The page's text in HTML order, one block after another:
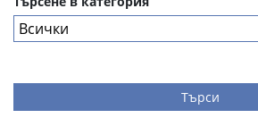
Търси